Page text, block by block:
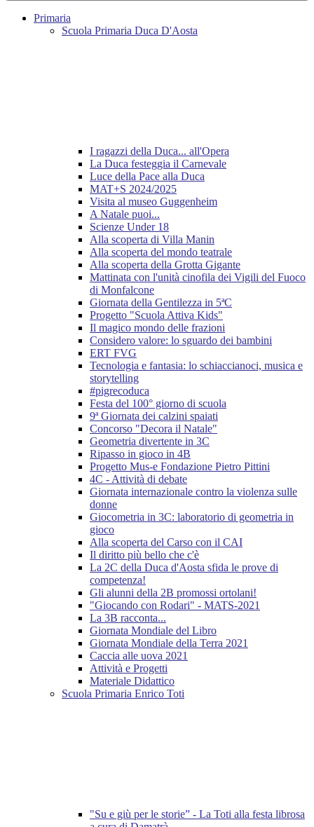
Primaria
Scuola Primaria Duca D'Aosta
I ragazzi della Duca... all'Opera
La Duca festeggia il Carnevale
Luce della Pace alla Duca
MAT+S 2024/2025
Visita al museo Guggenheim
A Natale puoi...
Scienze Under 18
Alla scoperta di Villa Manin
Alla scoperta del mondo teatrale
Alla scoperta della Grotta Gigante
Mattinata con l'unità cinofila dei Vigili del Fuoco
di Monfalcone
Giornata della Gentilezza in 5ªC
Progetto "Scuola Attiva Kids"
Il magico mondo delle frazioni
Considero valore: lo sguardo dei bambini
ERT FVG
Tecnologia e fantasia: lo schiaccianoci, musica e
storytelling
#pigrecoduca
Festa del 100° giorno di scuola
9ª Giornata dei calzini spaiati
Concorso "Decora il Natale"
Geometria divertente in 3C
Ripasso in gioco in 4B
Progetto Mus-e Fondazione Pietro Pittini
4C - Attività di debate
Giornata internazionale contro la violenza sulle
donne
Giocometria in 3C: laboratorio di geometria in
gioco
Alla scoperta del Carso con il CAI
Il diritto più bello che c'è
La 2C della Duca d'Aosta sfida le prove di
competenza!
Gli alunni della 2B promossi ortolani!
"Giocando con Rodari" - MATS-2021
La 3B racconta...
Giornata Mondiale del Libro
Giornata Mondiale della Terra 2021
Caccia alle uova 2021
Attività e Progetti
Materiale Didattico
Scuola Primaria Enrico Toti
"Su e giù per le storie” - La Toti alla festa librosa